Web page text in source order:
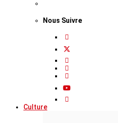
Nous Suivre
Culture